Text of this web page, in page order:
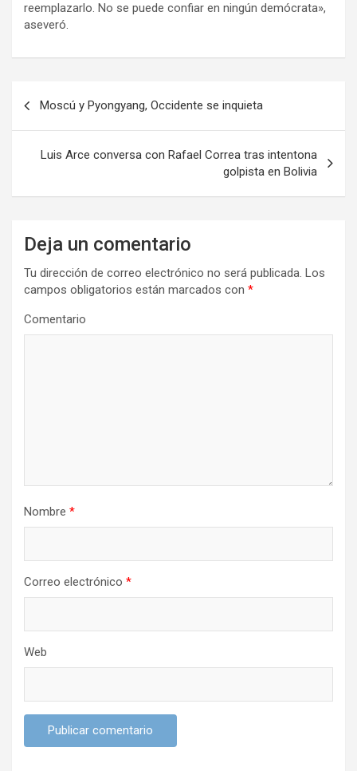
reemplazarlo. No se puede confiar en ningún demócrata»,
aseveró.
g
Moscú y Pyongyang, Occidente se inquieta
Luis Arce conversa con Rafael Correa tras intentona
golpista en Bolivia
Deja un comentario
Tu dirección de correo electrónico no será publicada. Los
campos obligatorios están marcados con *
Comentario
Nombre *
Correo electrónico *
Web